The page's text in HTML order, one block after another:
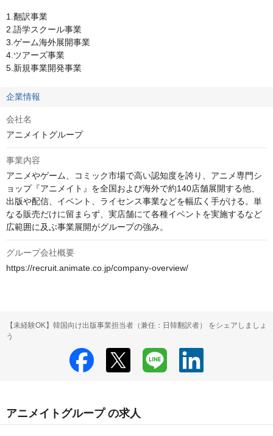
1.翻訳事業
2.語学スクール事業
3.ゲーム海外展開事業
4.ツアーズ事業
5.新規事業開発事業
企業情報
会社名
アニメイトグループ
事業内容
アニメやゲーム、コミック市場で高い認知度を誇り、アニメ専門シ
ョップ『アニメイト』を全国および海外で約140店舗展開する他、
出版や配信、イベント、ライセンス事業などを幅広く手がける。単
なる販売だけに留まらず、実店舗にて各種イベントを実施するなど
広範囲に及ぶ事業展開がグループの強み。
グループ会社概要
https://recruit.animate.co.jp/company-overview/
【未経験OK】韓国向け出版事業担当者（兼任：日韓翻訳者） をシェアしましょ
う
アニメイトグループ の求人